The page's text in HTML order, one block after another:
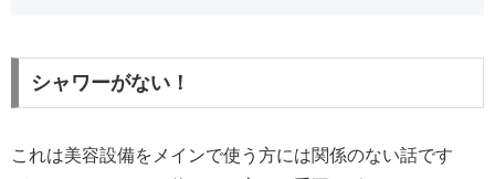
シャワーがない！
これは美容設備をメインで使う方には関係のない話です